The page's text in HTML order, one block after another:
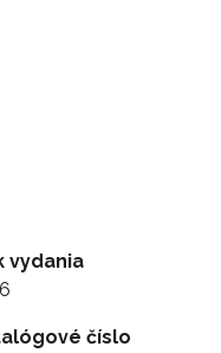
vydania
číslo